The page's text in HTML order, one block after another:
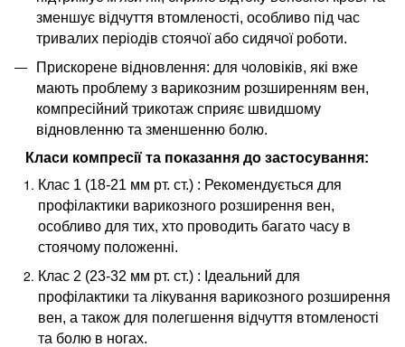
зменшує відчуття втомленості, особливо під час
тривалих періодів стоячої або сидячої роботи.
Прискорене відновлення: для чоловіків, які вже
мають проблему з варикозним розширенням вен,
компресійний трикотаж сприяє швидшому
відновленню та зменшенню болю.
Класи компресії та показання до застосування:
Клас 1 (18-21 мм рт. ст.) : Рекомендується для
профілактики варикозного розширення вен,
особливо для тих, хто проводить багато часу в
стоячому положенні.
Клас 2 (23-32 мм рт. ст.) : Ідеальний для
профілактики та лікування варикозного розширення
вен, а також для полегшення відчуття втомленості
та болю в ногах.